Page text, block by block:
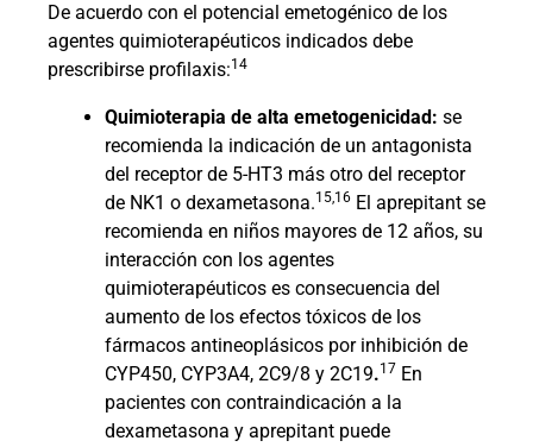
De acuerdo con el potencial emetogénico de los
agentes quimioterapéuticos indicados debe
prescribirse profilaxis:14
Quimioterapia de alta emetogenicidad: se
recomienda la indicación de un antagonista
del receptor de 5-HT3 más otro del receptor
de NK1 o dexametasona.15,16 El aprepitant se
recomienda en niños mayores de 12 años, su
interacción con los agentes
quimioterapéuticos es consecuencia del
aumento de los efectos tóxicos de los
fármacos antineoplásicos por inhibición de
CYP450, CYP3A4, 2C9/8 y 2C19.17 En
pacientes con contraindicación a la
dexametasona y aprepitant puede